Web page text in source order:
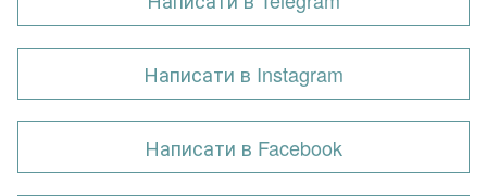
Написати в Instagram
Написати в Facebook